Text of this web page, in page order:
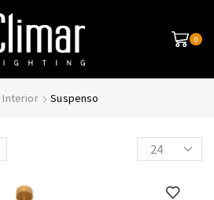
0
Interior Suspenso
Products
per